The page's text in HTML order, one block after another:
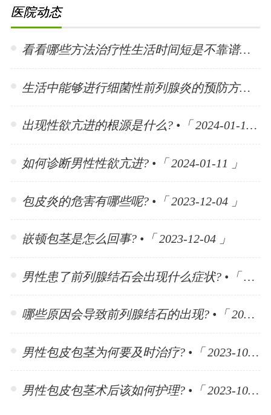
医院动态
看看哪些方法治疗性生活时间短是不靠谱的? •「 2024-01-15 」
生活中能够进行细菌性前列腺炎的预防方法有哪些? •「 2024-01-15 」
出现性欲亢进的根源是什么? •「 2024-01-11 」
如何诊断男性性欲亢进? •「 2024-01-11 」
包皮炎的危害有哪些呢? •「 2023-12-04 」
嵌顿包茎是怎么回事? •「 2023-12-04 」
男性患了前列腺结石会出现什么症状? •「 2023-11-10 」
哪些原因会导致前列腺结石的出现? •「 2023-11-10 」
男性包皮包茎为何要及时治疗? •「 2023-10-30 」
男性包皮包茎术后该如何护理? •「 2023-10-30 」